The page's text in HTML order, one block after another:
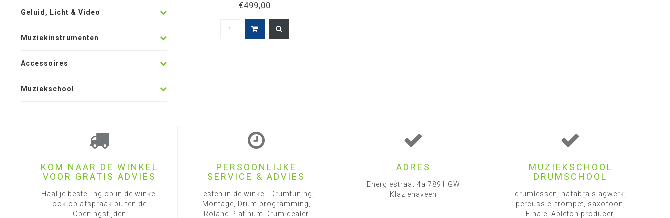
Geluid, Licht & Video
Muziekinstrumenten
Accessoires
Muziekschool
€499,00
KOM NAAR DE WINKEL
VOOR GRATIS ADVIES
Haal je bestelling op in de winkel
ook op afspraak buiten de
Openingstijden
PERSOONLIJKE
SERVICE & ADVIES
Testen in de winkel. Drumtuning,
Montage, Drum programming,
Roland Platinum Drum dealer
ADRES
Energiestraat 4a 7891 GW
Klazienaveen
MUZIEKSCHOOL
DRUMSCHOOL
drumlessen, hafabra slagwerk,
percussie, trompet, saxofoon,
Finale, Ableton producer,